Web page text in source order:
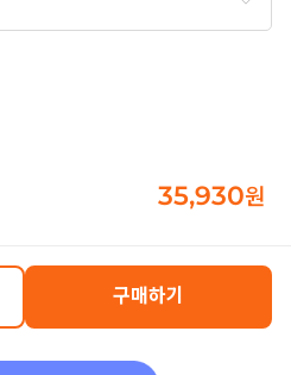
35,930원
구매하기